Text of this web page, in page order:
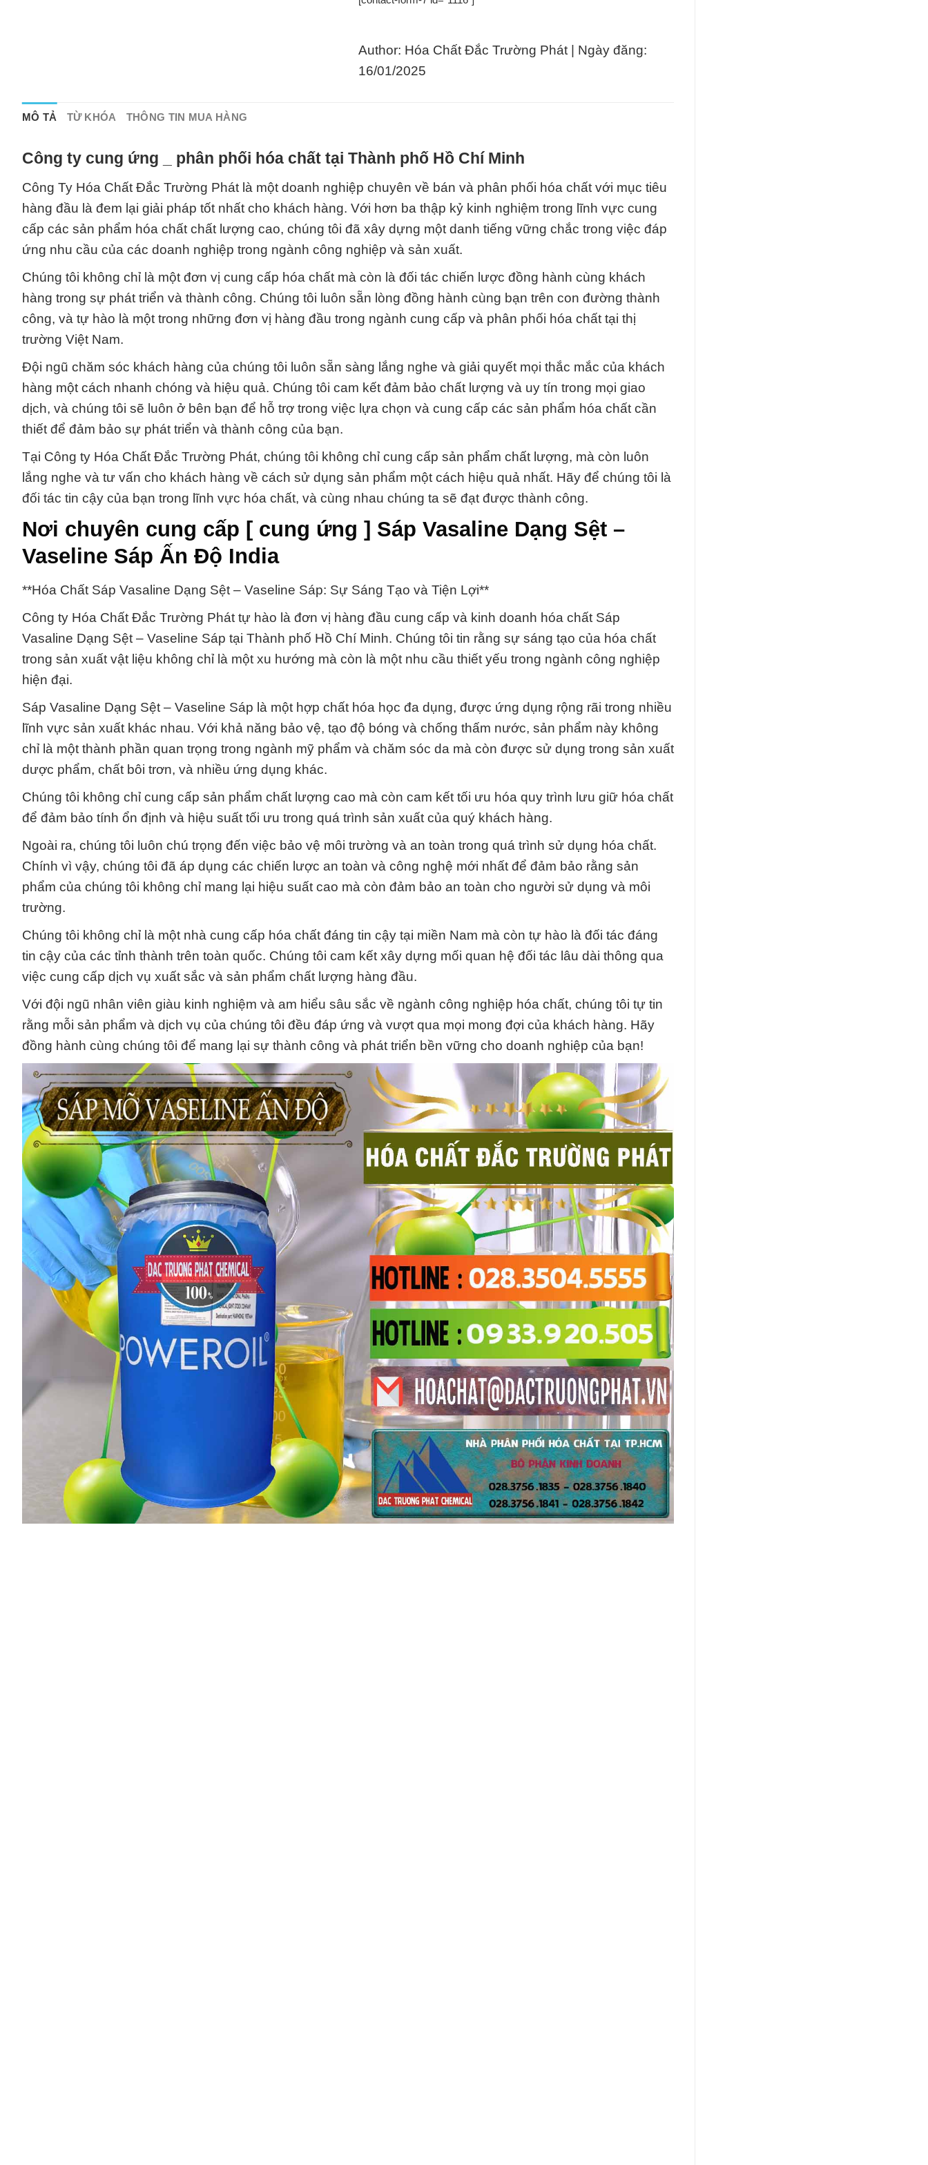
Author: Hóa Chất Đắc Trường Phát | Ngày đăng:
16/01/2025
MÔ TẢ TỪ KHÓA THÔNG TIN MUA HÀNG
Công ty cung ứng _ phân phối hóa chất tại Thành phố Hồ Chí Minh
Công Ty Hóa Chất Đắc Trường Phát là một doanh nghiệp chuyên về bán và phân phối hóa chất với mục tiêu
hàng đầu là đem lại giải pháp tốt nhất cho khách hàng. Với hơn ba thập kỷ kinh nghiệm trong lĩnh vực cung
cấp các sản phẩm hóa chất chất lượng cao, chúng tôi đã xây dựng một danh tiếng vững chắc trong việc đáp
ứng nhu cầu của các doanh nghiệp trong ngành công nghiệp và sản xuất.
Chúng tôi không chỉ là một đơn vị cung cấp hóa chất mà còn là đối tác chiến lược đồng hành cùng khách
hàng trong sự phát triển và thành công. Chúng tôi luôn sẵn lòng đồng hành cùng bạn trên con đường thành
công, và tự hào là một trong những đơn vị hàng đầu trong ngành cung cấp và phân phối hóa chất tại thị
trường Việt Nam.
Đội ngũ chăm sóc khách hàng của chúng tôi luôn sẵn sàng lắng nghe và giải quyết mọi thắc mắc của khách
hàng một cách nhanh chóng và hiệu quả. Chúng tôi cam kết đảm bảo chất lượng và uy tín trong mọi giao
dịch, và chúng tôi sẽ luôn ở bên bạn để hỗ trợ trong việc lựa chọn và cung cấp các sản phẩm hóa chất cần
thiết để đảm bảo sự phát triển và thành công của bạn.
Tại Công ty Hóa Chất Đắc Trường Phát, chúng tôi không chỉ cung cấp sản phẩm chất lượng, mà còn luôn
lắng nghe và tư vấn cho khách hàng về cách sử dụng sản phẩm một cách hiệu quả nhất. Hãy để chúng tôi là
đối tác tin cậy của bạn trong lĩnh vực hóa chất, và cùng nhau chúng ta sẽ đạt được thành công.
Nơi chuyên cung cấp [ cung ứng ] Sáp Vasaline Dạng Sệt –
Vaseline Sáp Ấn Độ India
**Hóa Chất Sáp Vasaline Dạng Sệt – Vaseline Sáp: Sự Sáng Tạo và Tiện Lợi**
Công ty Hóa Chất Đắc Trường Phát tự hào là đơn vị hàng đầu cung cấp và kinh doanh hóa chất Sáp
Vasaline Dạng Sệt – Vaseline Sáp tại Thành phố Hồ Chí Minh. Chúng tôi tin rằng sự sáng tạo của hóa chất
trong sản xuất vật liệu không chỉ là một xu hướng mà còn là một nhu cầu thiết yếu trong ngành công nghiệp
hiện đại.
Sáp Vasaline Dạng Sệt – Vaseline Sáp là một hợp chất hóa học đa dụng, được ứng dụng rộng rãi trong nhiều
lĩnh vực sản xuất khác nhau. Với khả năng bảo vệ, tạo độ bóng và chống thấm nước, sản phẩm này không
chỉ là một thành phần quan trọng trong ngành mỹ phẩm và chăm sóc da mà còn được sử dụng trong sản xuất
dược phẩm, chất bôi trơn, và nhiều ứng dụng khác.
Chúng tôi không chỉ cung cấp sản phẩm chất lượng cao mà còn cam kết tối ưu hóa quy trình lưu giữ hóa chất
để đảm bảo tính ổn định và hiệu suất tối ưu trong quá trình sản xuất của quý khách hàng.
Ngoài ra, chúng tôi luôn chú trọng đến việc bảo vệ môi trường và an toàn trong quá trình sử dụng hóa chất.
Chính vì vậy, chúng tôi đã áp dụng các chiến lược an toàn và công nghệ mới nhất để đảm bảo rằng sản
phẩm của chúng tôi không chỉ mang lại hiệu suất cao mà còn đảm bảo an toàn cho người sử dụng và môi
trường.
Chúng tôi không chỉ là một nhà cung cấp hóa chất đáng tin cậy tại miền Nam mà còn tự hào là đối tác đáng
tin cậy của các tỉnh thành trên toàn quốc. Chúng tôi cam kết xây dựng mối quan hệ đối tác lâu dài thông qua
việc cung cấp dịch vụ xuất sắc và sản phẩm chất lượng hàng đầu.
Với đội ngũ nhân viên giàu kinh nghiệm và am hiểu sâu sắc về ngành công nghiệp hóa chất, chúng tôi tự tin
rằng mỗi sản phẩm và dịch vụ của chúng tôi đều đáp ứng và vượt qua mọi mong đợi của khách hàng. Hãy
đồng hành cùng chúng tôi để mang lại sự thành công và phát triển bền vững cho doanh nghiệp của bạn!